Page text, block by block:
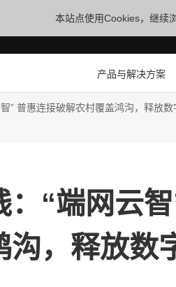
本站点使用Cookies，继续
产品与解决方案
” 普惠连接破解农村覆盖鸿沟，释放
：“端网云
沟，释放数